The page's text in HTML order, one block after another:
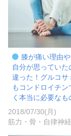
膝が痛い理由
自分が思っていた
違った！グルコサ
もコンドロイチン
く本当に必要なも
2018/07/30(月)
筋力・骨・自律神